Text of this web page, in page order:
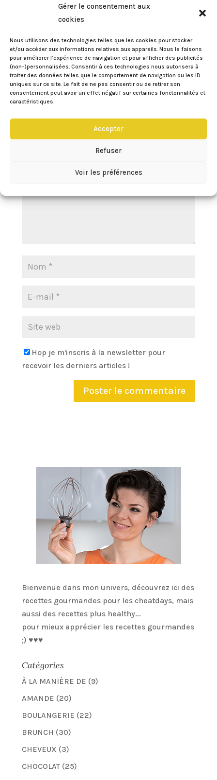
Gérer le consentement aux
cookies
Nous utilisons des technologies telles que les cookies pour stocker
et/ou accéder aux informations relatives aux appareils. Nous le faisons
pour améliorer l’expérience de navigation et pour afficher des publicités
(non-)personnalisées. Consentir à ces technologies nous autorisera à
traiter des données telles que le comportement de navigation ou les ID
uniques sur ce site. Le fait de ne pas consentir ou de retirer son
consentement peut avoir un effet négatif sur certaines fonctonnalités et
caractéristiques.
Accepter
Refuser
Voir les préférences
1 Commentaire
06/10/2015 à 23:04
Je l’essaie demain au boulot! 🙂
Réponse
Poster le commentaire
Votre adresse e-mail ne sera pas publiée.
champs obligatoires sont indiqués avec
Hop je m'inscris à la newsletter pour
recevoir les derniers articles !
Bienvenue dans mon univers, découvrez ici des
recettes gourmandes pour les cheatdays, mais
aussi des recettes plus healthy...
pour mieux apprécier les recettes gourmandes
;) ♥♥♥
Catégories
À LA MANIÈRE DE (9)
AMANDE (20)
BOULANGERIE (22)
BRUNCH (30)
CHEVEUX (3)
CHOCOLAT(25)